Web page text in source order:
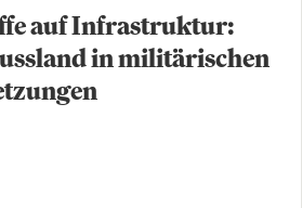
auf Infrastruktur:
in militärischen